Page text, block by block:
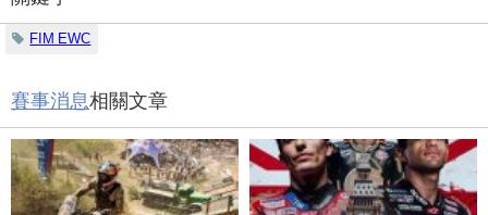
FIM EWC
賽事消息相關文章